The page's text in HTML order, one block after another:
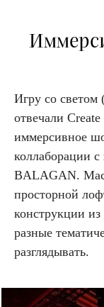
Игру со светом
отвечали
иммерсивное
коллаборации
BALAGAN.
просторной
конструкции
разные
разглядывать.